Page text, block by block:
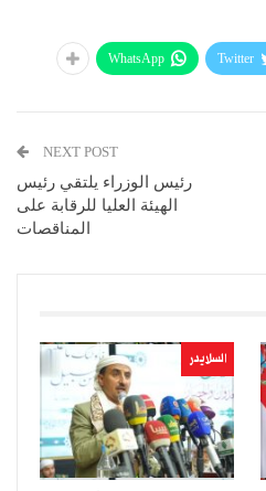
Twitter
WhatsApp
NEXT POST
رئيس الوزراء يلتقي رئيس
الهيئة العليا للرقابة على
المناقصات
السلايدر